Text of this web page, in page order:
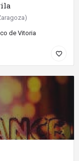
de Vitoria
favorite_border